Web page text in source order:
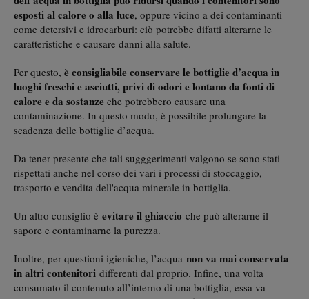
esposti al calore o alla luce, oppure vicino a dei contaminanti
come detersivi e idrocarburi: ciò potrebbe difatti alterarne le
caratteristiche e causare danni alla salute.
Per questo, è consigliabile conservare le bottiglie d’acqua in
luoghi freschi e asciutti, privi di odori e lontano da fonti di
calore e da sostanze che potrebbero causare una
contaminazione. In questo modo, è possibile prolungare la
scadenza delle bottiglie d’acqua.
Da tener presente che tali sugggerimenti valgono se sono stati
rispettati anche nel corso dei vari i processi di stoccaggio,
trasporto e vendita dell'acqua minerale in bottiglia.
Un altro consiglio è evitare il ghiaccio che può alterarne il
sapore e contaminarne la purezza.
Inoltre, per questioni igieniche, l’acqua non va mai conservata
in altri contenitori differenti dal proprio. Infine, una volta
consumato il contenuto all’interno di una bottiglia, essa va